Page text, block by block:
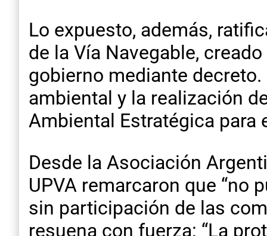
Lo expuesto, además,
de la Vía Navegable,
gobierno mediante
ambiental y la realización
Ambiental Estratégica para
Desde la Asociación
UPVA remarcaron que “no
sin participación de las
resuena con fuerza: “La